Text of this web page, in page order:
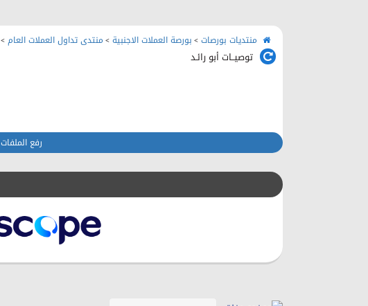
منتديات بورصات > بورصة العملات الاجنبية > منتدى تداول العملات العام >
توصيــات أبو رائـد
رفع الملفات